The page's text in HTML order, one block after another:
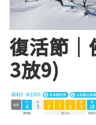
復活節
3放9)